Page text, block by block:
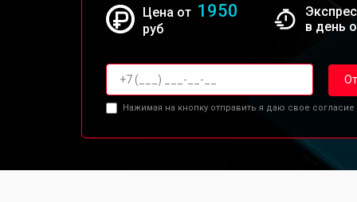
Цена от 1950
руб
в день
Нажимая на кнопку отправить я даю свое согласие